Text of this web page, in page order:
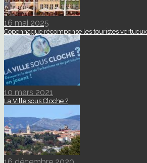
16 mai 2025
Copenhague récompense les touristes vertueux
10 mars 2021
La Ville sous Cloche ?